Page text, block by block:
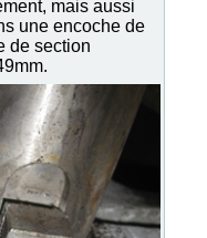
mais aussi
une encoche de
de section